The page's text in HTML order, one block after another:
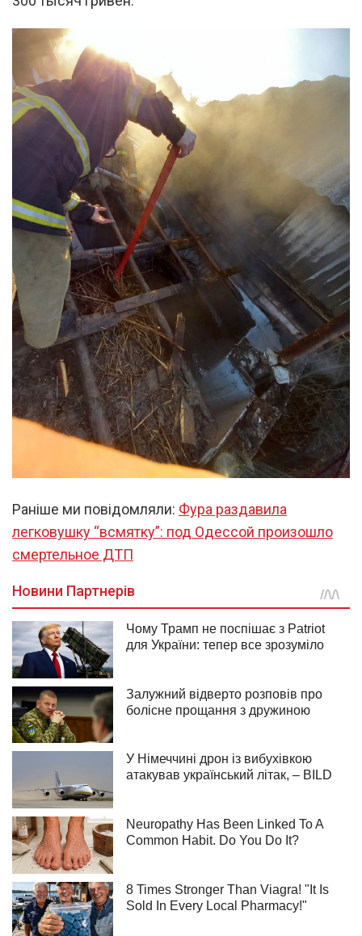
Раніше ми повідомляли: Фура раздавила
легковушку “всмятку”: под Одессой произошло
смертельное ДТП